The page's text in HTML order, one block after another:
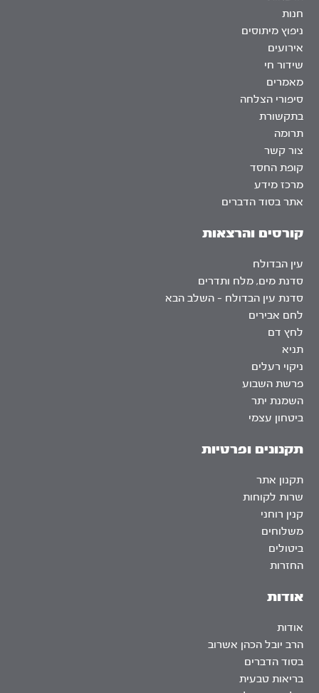
אודות
אודות
הרב יובל הכהן אשרוב
בסוד הדברים
בריאות טבעית
חנות
ניפוץ מיתוסים
אירועים
שידור חי
מאמרים
סיפורי הצלחה
בתקשורת
תרומה
צור קשר
קופת החסד
מרכז מידע
אתר בסוד הדברים
קורסים והרצאות
עין הבדולח
סדנת מים, מלח ותדרים
סדנת עין הבדולח – השלב הבא
לחם אבירים
לחץ דם
תניא
ניקוי רעלים
פרשת השבוע
השמנת יתר
ביטחון עצמי
תקנונים ופרטיות
תקנון אתר
שרות לקוחות
קנין רוחני
משלוחים
ביטולים
החזרות